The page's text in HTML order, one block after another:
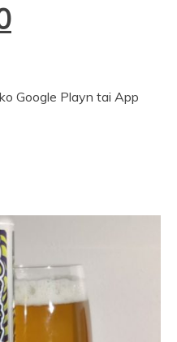
Google Playn tai App